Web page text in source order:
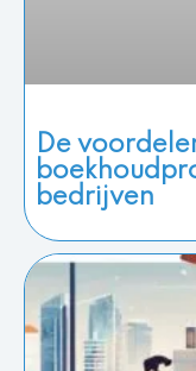
De
bedrijven